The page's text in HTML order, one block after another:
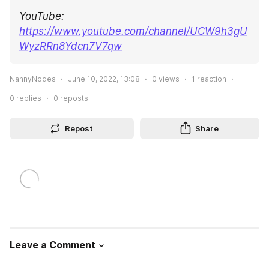
https://www.youtube.com/channel/UCW9h3gU
WyzRRn8Ydcn7V7qw
NannyNodes June 10, 2022, 13:08 0 views 1 reaction
0 replies 0 reposts
Repost Share
Leave a Comment